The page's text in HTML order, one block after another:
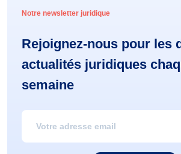
Notre newsletter juridique
Rejoignez-nous pour les
actualités juridiques
semaine